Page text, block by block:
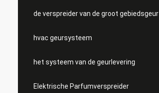
de verspreider van de groot gebiedsgeur
hvac geursysteem
het systeem van de geurlevering
Elektrische Parfumverspreider